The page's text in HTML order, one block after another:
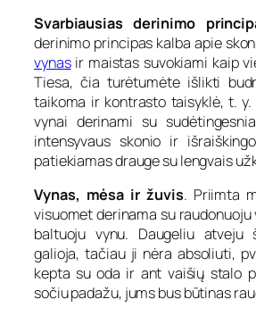
Svarbiausias derinimo
derinimo principas kalba apie
vynasir maistas suvokiami kaip
Tiesa, čia turėtumėte išlikti
taikoma ir kontrasto taisyklė, t.
vynai derinami su
intensyvaus skonio ir
patiekiamas drauge su lengvais
Vynas, mėsa ir žuvis. Priimta
visuomet derinama su raudonuoju
baltuoju vynu. Daugeliu atveju
galioja, tačiau ji nėra absoliuti,
kepta su oda ir ant vaišių stalo
sočiu padažu, jums bus būtinas